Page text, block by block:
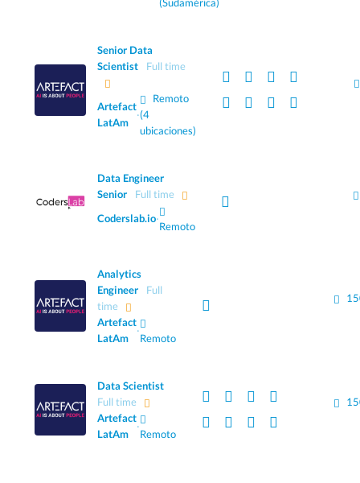
(Sudamérica)
Senior Data
Scientist
Full time
Artefact
LatAm
·
Remoto
(4
ubicaciones)
Data Engineer
Senior
Full time
Coderslab.io·
Remoto
Analytics
Engineer
Full
time
Artefact
LatAm
·
Remoto
Data Scientist
Full time
Artefact
LatAm
·
Remoto